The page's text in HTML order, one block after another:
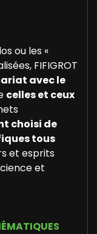
ou les «
FIFIGROT
avec le
celles et ceux
choisi de
tous
et esprits
et